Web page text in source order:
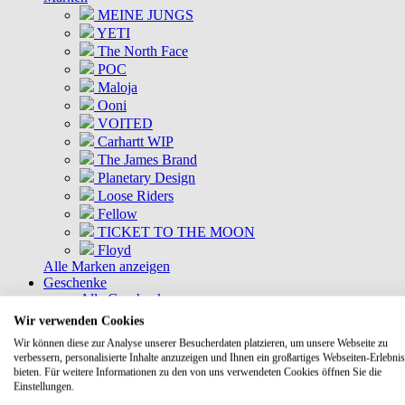
MEINE JUNGS
YETI
The North Face
POC
Maloja
Ooni
VOITED
Carhartt WIP
The James Brand
Planetary Design
Loose Riders
Fellow
TICKET TO THE MOON
Floyd
Alle Marken anzeigen
Geschenke
Alle Geschenke
Geschenkkisten
DEALS
Aktuelle Deals
Kommende Deals
Wir verwenden Cookies
Wir können diese zur Analyse unserer Besucherdaten platzieren, um unsere Webseite zu
verbessern, personalisierte Inhalte anzuzeigen und Ihnen ein großartiges Webseiten-
bieten. Für weitere Informationen zu den von uns verwendeten Cookies öffnen Sie die
Einstellungen.